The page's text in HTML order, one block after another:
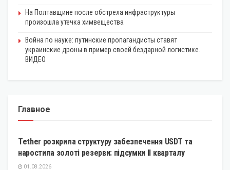
На Полтавщине после обстрела инфраструктуры
произошла утечка химвещества
Война по науке: путинские пропагандисты ставят
украинские дроны в пример своей бездарной логистике.
ВИДЕО
Главное
КРИПТОВАЛЮТА
Tether розкрила структуру забезпечення USDT та
наростила золоті резерви: підсумки II кварталу
01.08.2026